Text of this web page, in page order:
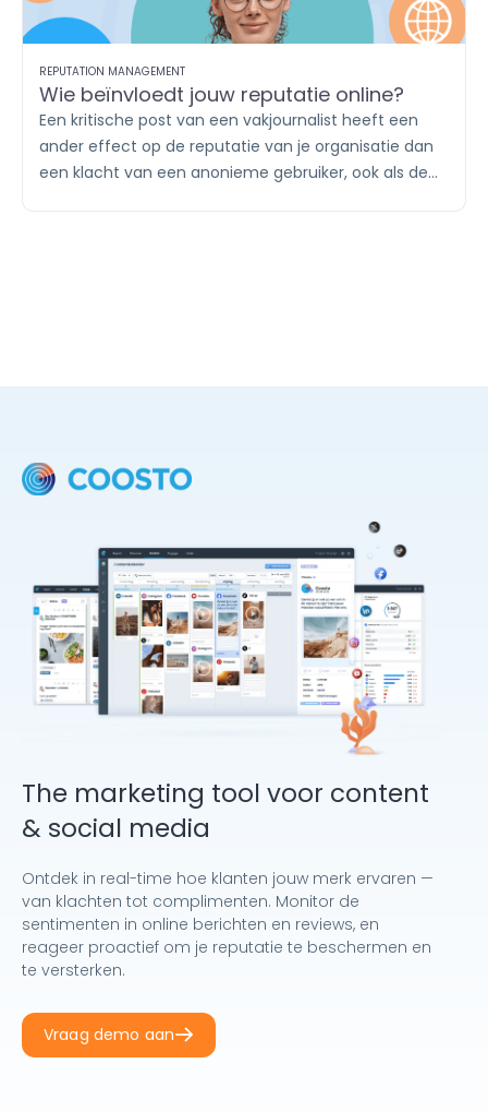
REPUTATION MANAGEMENT
Wie beïnvloedt jouw reputatie online?
Een kritische post van een vakjournalist heeft een
ander effect op de reputatie van je organisatie dan
een klacht van een anonieme gebruiker, ook als de
The marketing tool voor content
& social media
Ontdek in real-time hoe klanten jouw merk ervaren —
van klachten tot complimenten. Monitor de
sentimenten in online berichten en reviews, en
reageer proactief om je reputatie te beschermen en
te versterken.
Vraag demo aan